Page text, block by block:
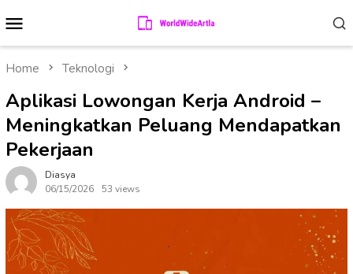
to
contentMenu
Home Teknologi
Aplikasi Lowongan Kerja Android –
Meningkatkan Peluang Mendapatkan
Pekerjaan
Diasya
06/15/2026
53 views